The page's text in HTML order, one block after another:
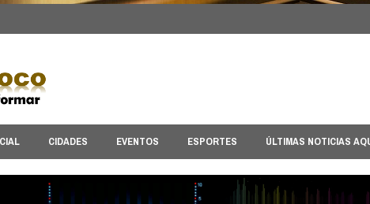
CIDADES EVENTOS ESPORTES ÚLTIMAS NOTICIAS